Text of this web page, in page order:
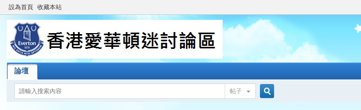
設為首頁 收藏本站
論壇
帖子